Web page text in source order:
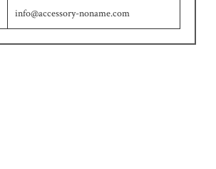
info@accessory-noname.com